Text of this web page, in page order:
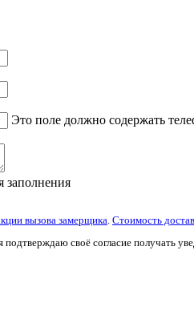
Это поле должно содержать
заполнения
вызова замерщика Стоимость
своё согласие получать